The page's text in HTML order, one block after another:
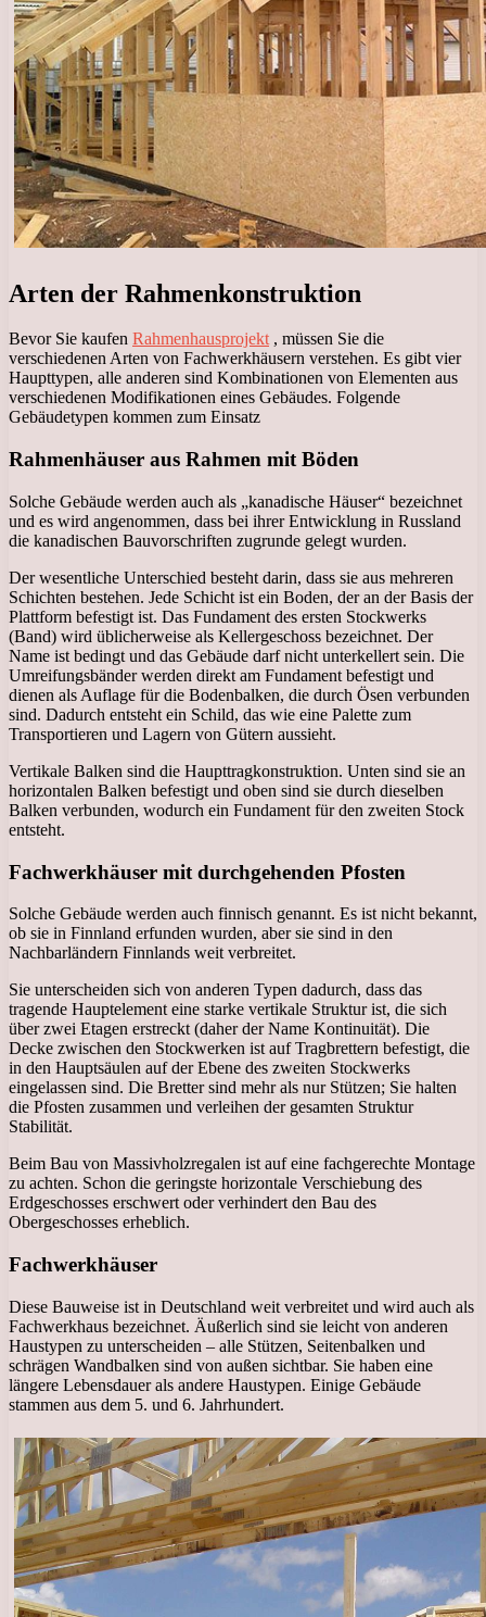
Arten der Rahmenkonstruktion
Bevor Sie kaufen Rahmenhausprojekt, müssen Sie die
verschiedenen Arten von Fachwerkhäusern verstehen. Es gibt vier
Haupttypen, alle anderen sind Kombinationen von Elementen aus
verschiedenen Modifikationen eines Gebäudes. Folgende
Gebäudetypen kommen zum Einsatz
Rahmenhäuser aus Rahmen mit Böden
Solche Gebäude werden auch als „kanadische Häuser“ bezeichnet
und es wird angenommen, dass bei ihrer Entwicklung in Russland
die kanadischen Bauvorschriften zugrunde gelegt wurden.
Der wesentliche Unterschied besteht darin, dass sie aus mehreren
Schichten bestehen. Jede Schicht ist ein Boden, der an der Basis der
Plattform befestigt ist. Das Fundament des ersten Stockwerks
(Band) wird üblicherweise als Kellergeschoss bezeichnet. Der
Name ist bedingt und das Gebäude darf nicht unterkellert sein. Die
Umreifungsbänder werden direkt am Fundament befestigt und
dienen als Auflage für die Bodenbalken, die durch Ösen verbunden
sind. Dadurch entsteht ein Schild, das wie eine Palette zum
Transportieren und Lagern von Gütern aussieht.
Vertikale Balken sind die Haupttragkonstruktion. Unten sind sie an
horizontalen Balken befestigt und oben sind sie durch dieselben
Balken verbunden, wodurch ein Fundament für den zweiten Stock
entsteht.
Fachwerkhäuser mit durchgehenden Pfosten
Solche Gebäude werden auch finnisch genannt. Es ist nicht bekannt,
ob sie in Finnland erfunden wurden, aber sie sind in den
Nachbarländern Finnlands weit verbreitet.
Sie unterscheiden sich von anderen Typen dadurch, dass das
tragende Hauptelement eine starke vertikale Struktur ist, die sich
über zwei Etagen erstreckt (daher der Name Kontinuität). Die
Decke zwischen den Stockwerken ist auf Tragbrettern befestigt, die
in den Hauptsäulen auf der Ebene des zweiten Stockwerks
eingelassen sind. Die Bretter sind mehr als nur Stützen; Sie halten
die Pfosten zusammen und verleihen der gesamten Struktur
Stabilität.
Beim Bau von Massivholzregalen ist auf eine fachgerechte Montage
zu achten. Schon die geringste horizontale Verschiebung des
Erdgeschosses erschwert oder verhindert den Bau des
Obergeschosses erheblich.
Fachwerkhäuser
Diese Bauweise ist in Deutschland weit verbreitet und wird auch als
Fachwerkhaus bezeichnet. Äußerlich sind sie leicht von anderen
Haustypen zu unterscheiden – alle Stützen, Seitenbalken und
schrägen Wandbalken sind von außen sichtbar. Sie haben eine
längere Lebensdauer als andere Haustypen. Einige Gebäude
stammen aus dem 5. und 6. Jahrhundert.